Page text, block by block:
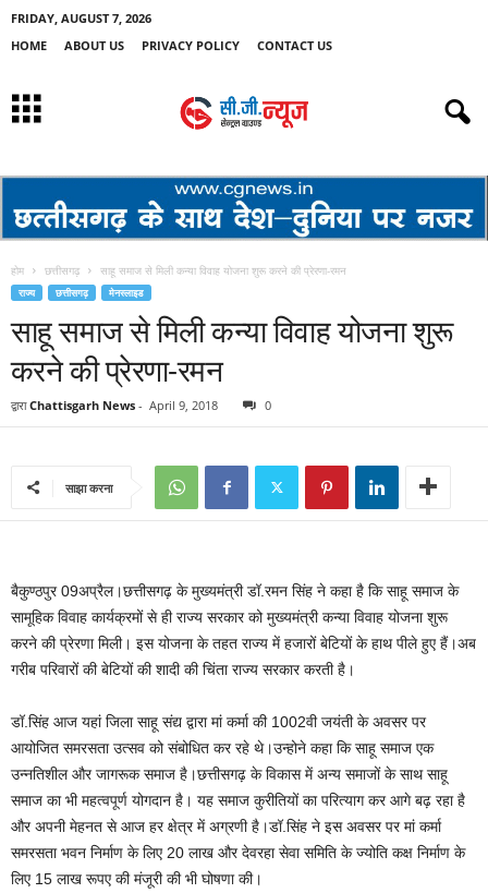
FRIDAY, AUGUST 7, 2026
HOME
ABOUT US PRIVACY POLICY CONTACT US
होम छत्तीसगढ़ साहू समाज से मिली कन्या विवाह योजना शुरू करने की प्रेरणा-रमन
राज्य छत्तीसगढ़ मेनस्लाइड
साहू समाज से मिली कन्या विवाह योजना शुरू
करने की प्रेरणा-रमन
द्वारा Chattisgarh News - April 9, 2018 0
साझा करना
बैकुण्ठपुर 09अप्रैल।छत्तीसगढ़ के मुख्यमंत्री डॉ.रमन सिंह ने कहा है कि साहू समाज के
सामूहिक विवाह कार्यक्रमों से ही राज्य सरकार को मुख्यमंत्री कन्या विवाह योजना शुरू
करने की प्रेरणा मिली। इस योजना के तहत राज्य में हजारों बेटियों के हाथ पीले हुए हैं।अब
गरीब परिवारों की बेटियों की शादी की चिंता राज्य सरकार करती है।
डॉ.सिंह आज यहां जिला साहू संद्य द्वारा मां कर्मा की 1002वी जयंती के अवसर पर
आयोजित समरसता उत्सव को संबोधित कर रहे थे।उन्होने कहा कि साहू समाज एक
उन्नतिशील और जागरूक समाज है।छत्तीसगढ़ के विकास में अन्य समाजों के साथ साहू
समाज का भी महत्वपूर्ण योगदान है। यह समाज कुरीतियों का परित्याग कर आगे बढ़ रहा है
और अपनी मेहनत से आज हर क्षेत्र में अग्रणी है।डॉ.सिंह ने इस अवसर पर मां कर्मा
समरसता भवन निर्माण के लिए 20 लाख और देवरहा सेवा समिति के ज्योति कक्ष निर्माण के
लिए 15 लाख रूपए की मंजूरी की भी घोषणा की।